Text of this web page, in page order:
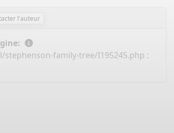
l'auteur
family-tree/I195245.php :